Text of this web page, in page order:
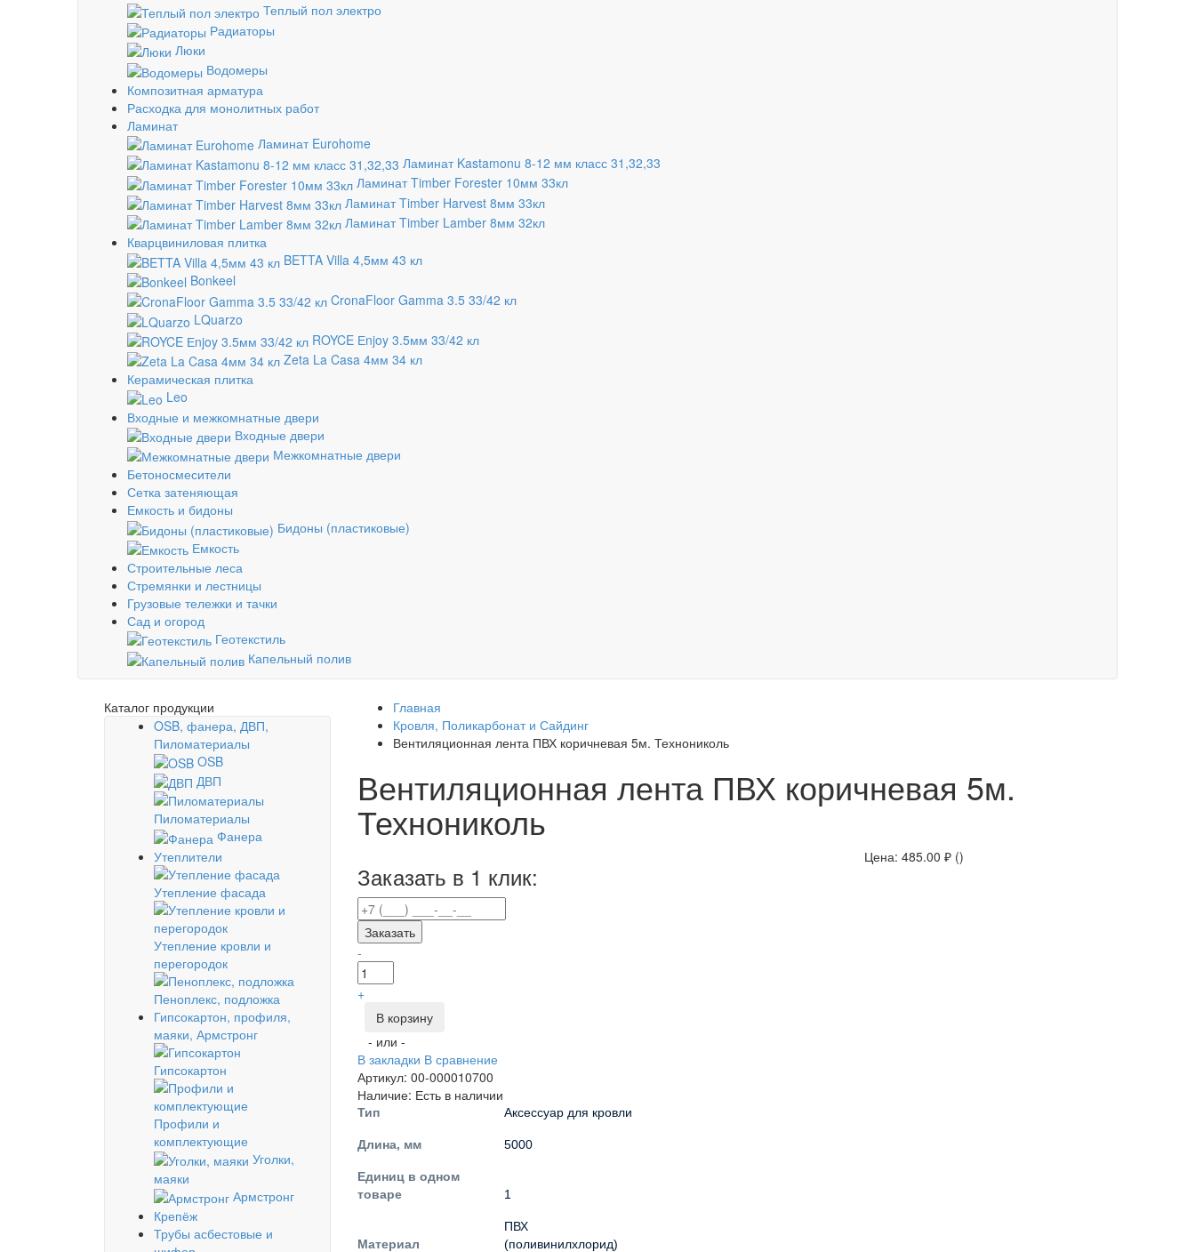
Теплый пол электро
Радиаторы
Люки
Водомеры
Композитная арматура
Расходка для монолитных работ
Ламинат
Ламинат Eurohome
Ламинат Kastamonu 8-12 мм класс 31,32,33
Ламинат Timber Forester 10мм 33кл
Ламинат Timber Harvest 8мм 33кл
Ламинат Timber Lamber 8мм 32кл
Кварцвиниловая плитка
BETTA Villa 4,5мм 43 кл
Bonkeel
CronaFloor Gamma 3.5 33/42 кл
LQuarzo
ROYCE Еnjoy 3.5мм 33/42 кл
Zeta La Casa 4мм 34 кл
Керамическая плитка
Leo
Входные и межкомнатные двери
Входные двери
Межкомнатные двери
Бетоносмесители
Сетка затеняющая
Емкость и бидоны
Бидоны (пластиковые)
Емкость
Строительные леса
Стремянки и лестницы
Грузовые тележки и тачки
Сад и огород
Геотекстиль
Капельный полив
Каталог продукции
OSB, фанера, ДВП,
Пиломатериалы
OSB
ДВП
Пиломатериалы
Фанера
Утеплители
Утепление фасада
Утепление кровли и
перегородок
Пеноплекс, подложка
Гипсокартон, профиля,
маяки, Армстронг
Гипсокартон
Профили и
комплектующие
Уголки,
маяки
Армстронг
Крепёж
Трубы асбестовые и
Главная
Кровля, Поликарбонат и Сайдинг
Вентиляционная лента ПВХ коричневая 5м. Технониколь
Вентиляционная лента ПВХ коричневая 5м.
Технониколь
Заказать в 1 клик:
Заказать
Цена: 485.00 ₽ ()
-
+
В корзину
- или -
В закладки В сравнение
Артикул: 00-000010700
Наличие: Есть в наличии
Тип Аксессуар для кровли
Длина, мм 5000
Единиц в одном
товаре
1
Материал
ПВХ
(поливинилхлорид)